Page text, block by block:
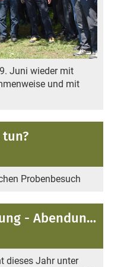
Juni wieder mit
und mit
Probenbesuch
Zauber der Erinnerung - Abendunterhaltung
dieses Jahr unter